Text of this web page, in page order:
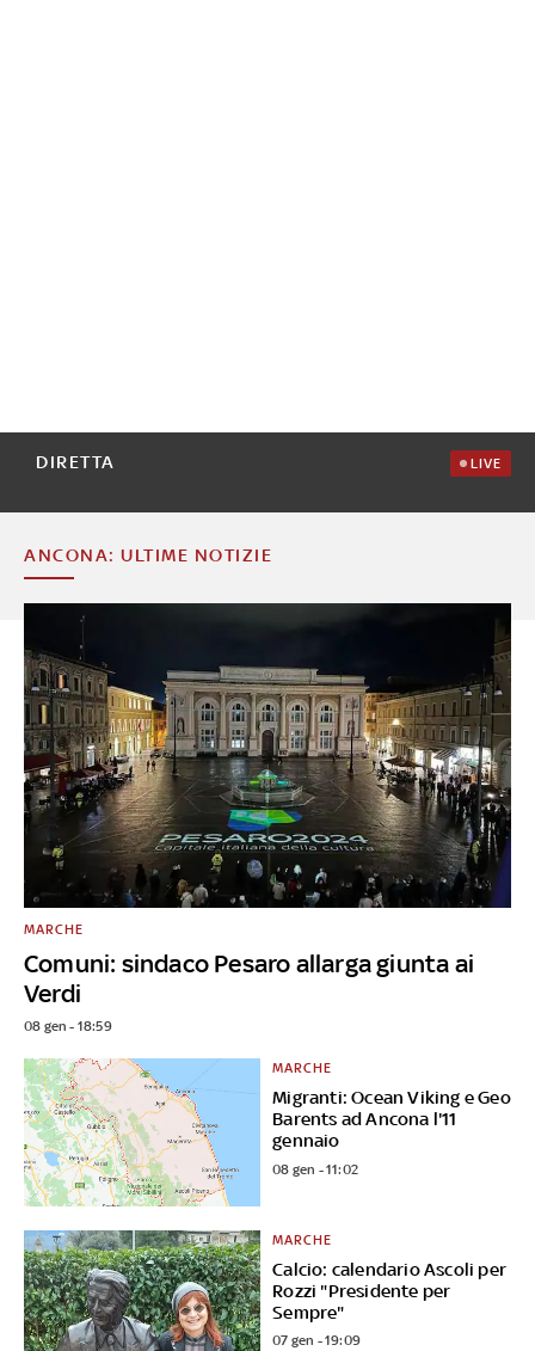
DIRETTA LIVE
ANCONA: ULTIME NOTIZIE
Comuni: sindaco Pesaro allarga giunta ai
Verdi
MARCHE
08 gen - 18:59
Migranti: Ocean Viking e Geo
Barents ad Ancona l'11
gennaio
MARCHE
08 gen - 11:02
Calcio: calendario Ascoli per
Rozzi "Presidente per
Sempre"
MARCHE
07 gen - 19:09